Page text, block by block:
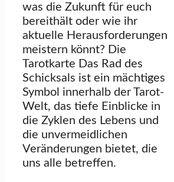
was die Zukunft für euch
bereithält oder wie ihr
aktuelle Herausforderungen
meistern könnt? Die
Tarotkarte Das Rad des
Schicksals ist ein mächtiges
Symbol innerhalb der Tarot-
Welt, das tiefe Einblicke in
die Zyklen des Lebens und
die unvermeidlichen
Veränderungen bietet, die
uns alle betreffen.